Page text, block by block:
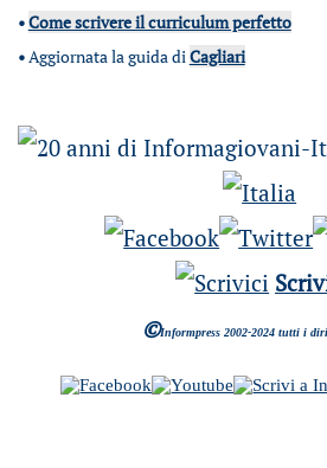
•Come scrivere il curriculum perfetto
•Aggiornata la guida diCagliari
©Informpress 2002-2024 tutti i